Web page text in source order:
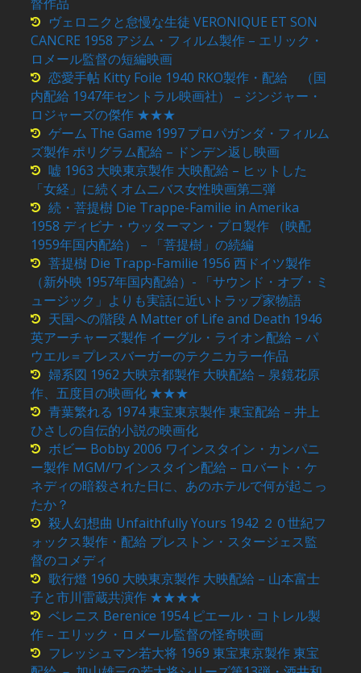
督作品
ヴェロニクと怠慢な生徒 VERONIQUE ET SON
CANCRE 1958 アジム・フィルム製作 – エリック・
ロメール監督の短編映画
恋愛手帖 Kitty Foile 1940 RKO製作・配給 （国
内配給 1947年セントラル映画社） – ジンジャー・
ロジャーズの傑作 ★★★
ゲーム The Game 1997 プロパガンダ・フィルム
ズ製作 ポリグラム配給 – ドンデン返し映画
嘘 1963 大映東京製作 大映配給 – ヒットした
「女経」に続くオムニバス女性映画第二弾
続・菩提樹 Die Trappe-Familie in Amerika
1958 ディビナ・ウッターマン・プロ製作 （映配
1959年国内配給） – 「菩提樹」の続編
菩提樹 Die Trapp-Familie 1956 西ドイツ製作
（新外映 1957年国内配給）- 「サウンド・オブ・ミ
ュージック」よりも実話に近いトラップ家物語
天国への階段 A Matter of Life and Death 1946
英アーチャーズ製作 イーグル・ライオン配給 – パ
ウエル＝プレスバーガーのテクニカラー作品
婦系図 1962 大映京都製作 大映配給 – 泉鏡花原
作、五度目の映画化 ★★★
青葉繁れる 1974 東宝東京製作 東宝配給 – 井上
ひさしの自伝的小説の映画化
ボビー Bobby 2006 ワインスタイン・カンパニ
ー製作 MGM/ワインスタイン配給 – ロバート・ケ
ネディの暗殺された日に、あのホテルで何が起こっ
たか？
殺人幻想曲 Unfaithfully Yours 1942 ２０世紀フ
ォックス製作・配給 プレストン・スタージェス監
督のコメディ
歌行燈 1960 大映東京製作 大映配給 – 山本富士
子と市川雷蔵共演作 ★★★★
ベレニス Berenice 1954 ピエール・コトレル製
作 – エリック・ロメール監督の怪奇映画
フレッシュマン若大将 1969 東宝東京製作 東宝